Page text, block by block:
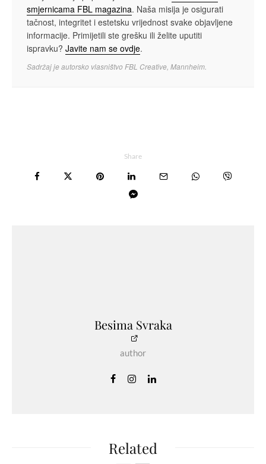
smjernicama FBL magazina. Naša misija je osigurati
tačnost, integritet i estetsku vrijednost svake objavljene
informacije. Primijetili ste grešku ili želite uputiti
ispravku? Javite nam se ovdje.
Sadržaj je autorsko vlasništvo FBL Creative, Mannheim.
Share
Besima Svraka
author
Related